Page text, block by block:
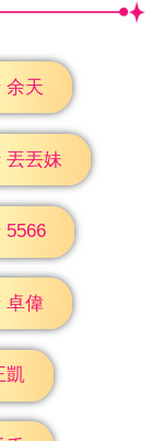
余天
丟丟妹
5566
卓偉
凱